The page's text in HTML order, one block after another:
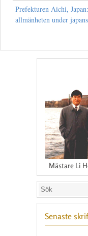
Prefekturen Aichi,
allmänheten under
Mästare Li
Senaste